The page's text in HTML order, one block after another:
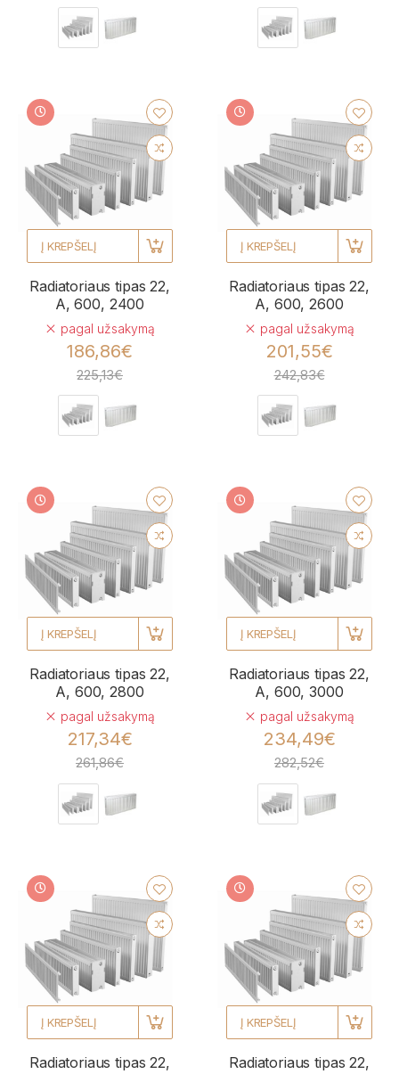
Į KREPŠELĮ
Radiatoriaus tipas 22,
A, 600, 2400
pagal užsakymą
186,86€
225,13€
Į KREPŠELĮ
Radiatoriaus tipas 22,
A, 600, 2600
pagal užsakymą
201,55€
242,83€
Į KREPŠELĮ
Radiatoriaus tipas 22,
A, 600, 2800
pagal užsakymą
217,34€
261,86€
Į KREPŠELĮ
Radiatoriaus tipas 22,
A, 600, 3000
pagal užsakymą
234,49€
282,52€
Į KREPŠELĮ
Radiatoriaus tipas 22,
Į KREPŠELĮ
Radiatoriaus tipas 22,